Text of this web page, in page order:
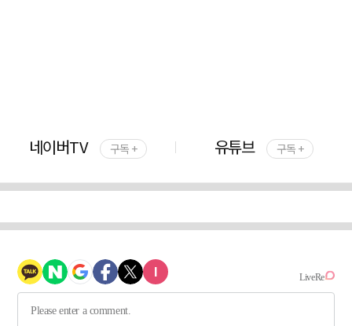
네이버TV 구독 + 유튜브 구독 +